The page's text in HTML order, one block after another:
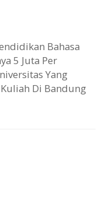
Bahasa
5 Juta Per
Yang
Di Bandung